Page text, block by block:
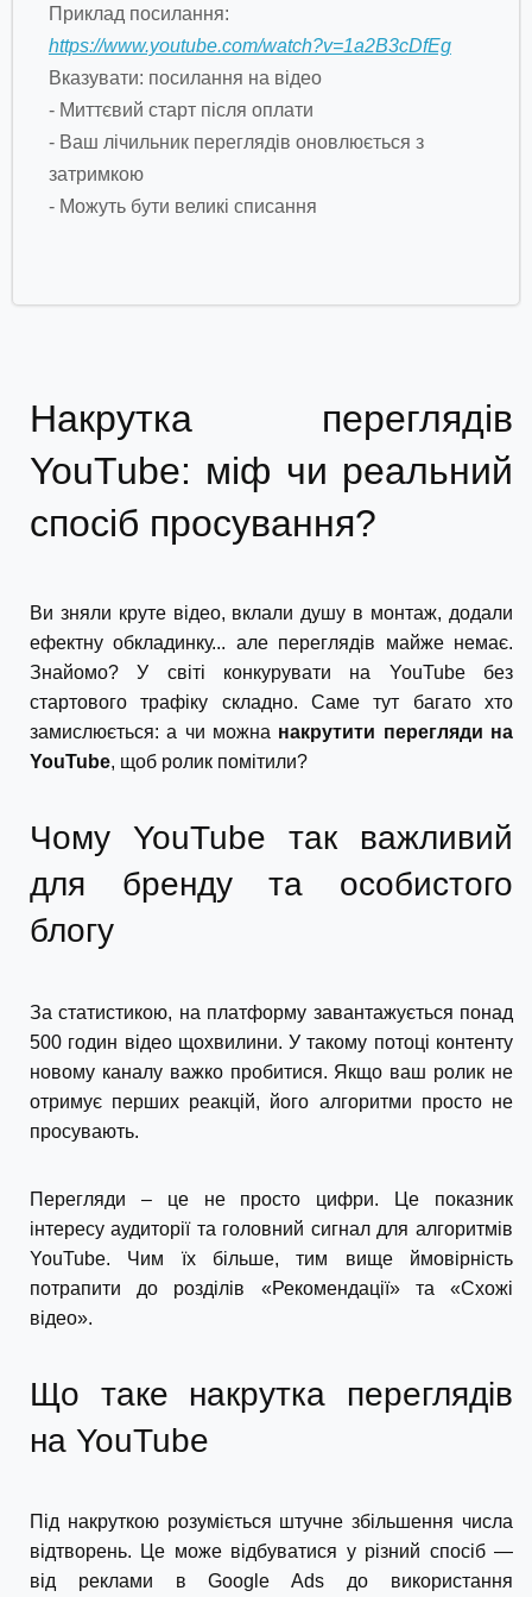
Приклад посилання:
https://www.youtube.com/watch?v=1a2B3cDfEg
Вказувати: посилання на відео
- Миттєвий старт після оплати
- Ваш лічильник переглядів оновлюється з
затримкою
- Можуть бути великі списання
Накрутка переглядів
YouTube: міф чи реальний
спосіб просування?
Ви зняли круте відео, вклали душу в монтаж, додали
ефектну обкладинку... але переглядів майже немає.
Знайомо? У світі конкурувати на YouTube без
стартового трафіку складно. Саме тут багато хто
замислюється: а чи можна накрутити перегляди на
YouTube, щоб ролик помітили?
Чому YouTube так важливий
для бренду та особистого
блогу
За статистикою, на платформу завантажується понад
500 годин відео щохвилини. У такому потоці контенту
новому каналу важко пробитися. Якщо ваш ролик не
отримує перших реакцій, його алгоритми просто не
просувають.
Перегляди – це не просто цифри. Це показник
інтересу аудиторії та головний сигнал для алгоритмів
YouTube. Чим їх більше, тим вище ймовірність
потрапити до розділів «Рекомендації» та «Схожі
відео».
Що таке накрутка переглядів
на YouTube
Під накруткою розуміється штучне збільшення числа
відтворень. Це може відбуватися у різний спосіб —
від реклами в Google Ads до використання